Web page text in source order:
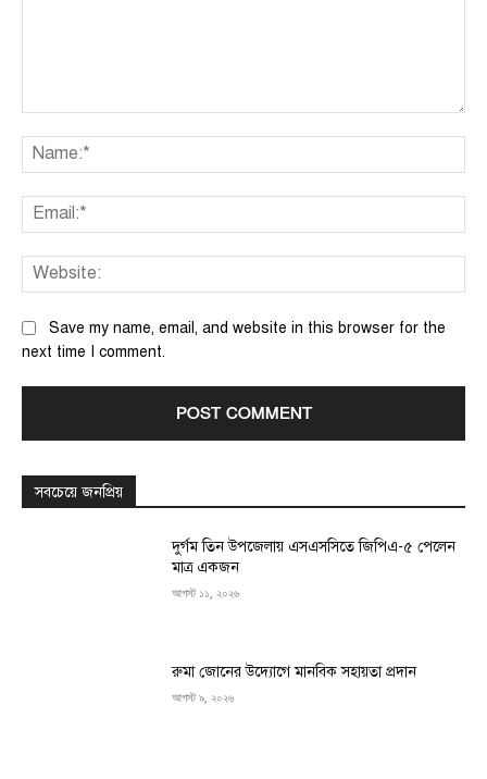
Save my name, email, and website in this browser for the
next time I comment.
সবচেয়ে জনপ্রিয়
দুর্গম তিন উপজেলায় এসএসসিতে জিপিএ-৫ পেলেন
মাত্র একজন
আগস্ট ১১, ২০২৬
রুমা জোনের উদ্যোগে মানবিক সহায়তা প্রদান
আগস্ট ৯, ২০২৬